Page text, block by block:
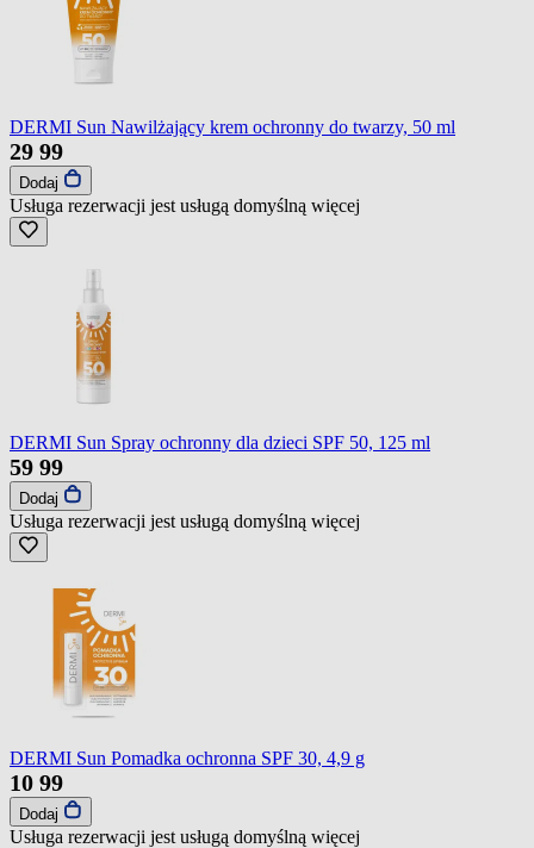
DERMI Sun Nawilżający krem ochronny do twarzy, 50 ml
29 99
Dodaj
Usługa rezerwacji jest usługą domyślną więcej
DERMI Sun Spray ochronny dla dzieci SPF 50, 125 ml
59 99
Dodaj
Usługa rezerwacji jest usługą domyślną więcej
DERMI Sun Pomadka ochronna SPF 30, 4,9 g
10 99
Dodaj
Usługa rezerwacji jest usługą domyślną więcej